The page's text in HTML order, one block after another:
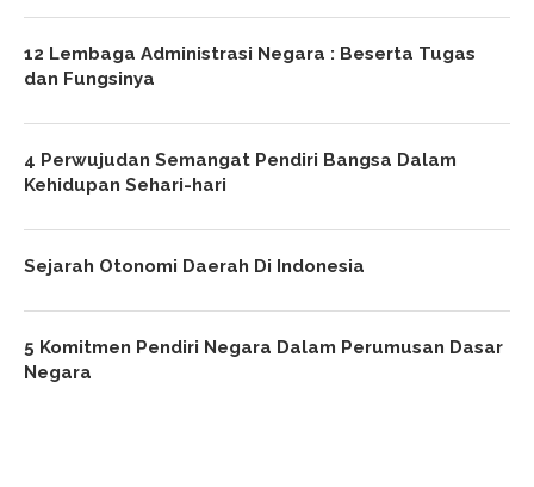
12 Lembaga Administrasi Negara : Beserta Tugas
dan Fungsinya
4 Perwujudan Semangat Pendiri Bangsa Dalam
Kehidupan Sehari-hari
Sejarah Otonomi Daerah Di Indonesia
5 Komitmen Pendiri Negara Dalam Perumusan Dasar
Negara